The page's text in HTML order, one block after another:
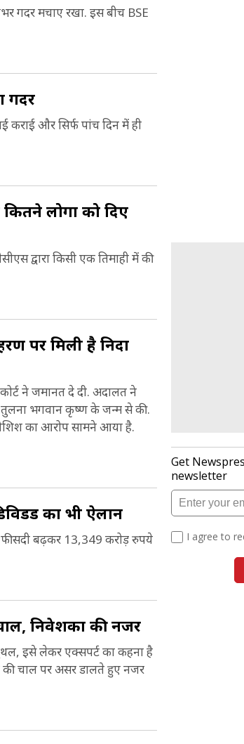
स्वामित्व था और
उत्पन्न किए गए थे.
(US$170 बिलियन)
छोड़ते हुए, भारत की
गदर मचाए रखा. इस बीच BSE
गदर
और सिर्फ पांच दिन में ही
लोगों को दिए
द्वारा किसी एक तिमाही में की
पर मिली है निदा
ने जमानत दे दी. अदालत ने
भगवान कृष्ण के जन्म से की.
का आरोप सामने आया है.
का भी ऐलान
फीसदी बढ़कर 13,349 करोड़ रुपये
निवेशकों की नजर
इसे लेकर एक्सपर्ट का कहना है
चाल पर असर डालते हुए नजर